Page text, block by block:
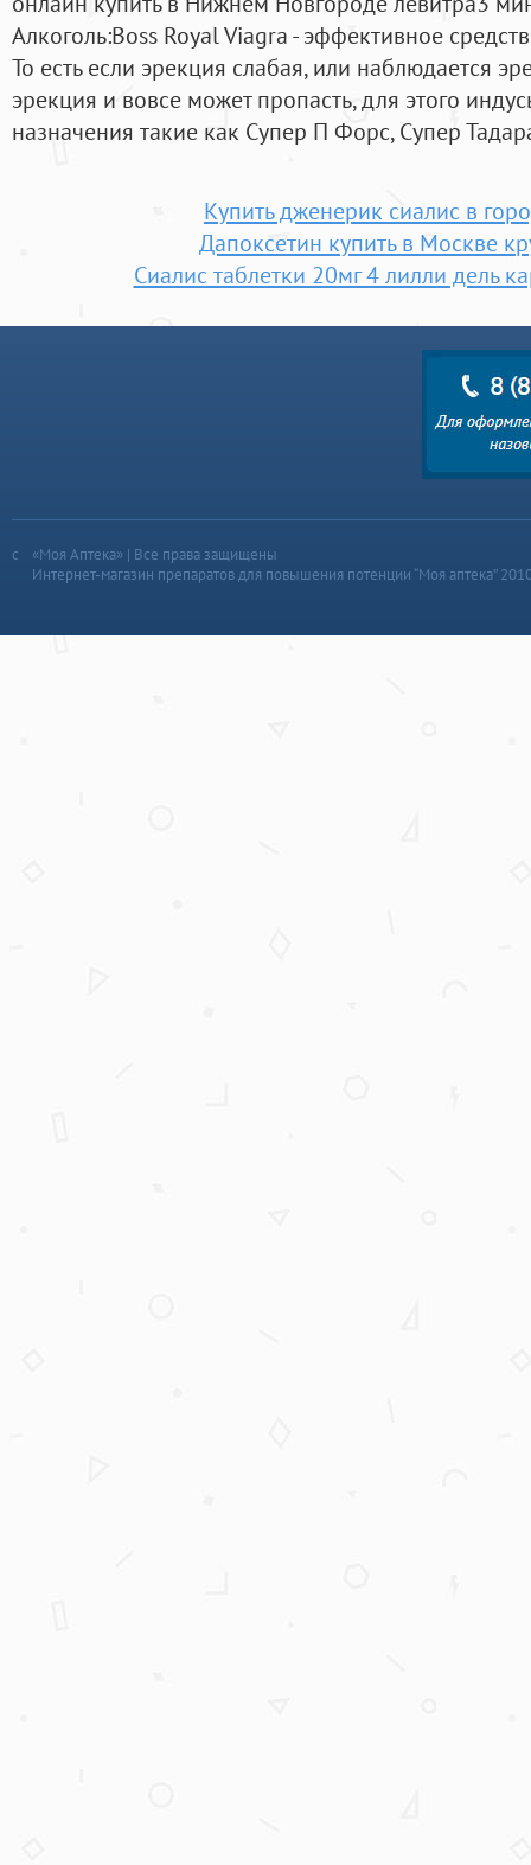
Алкоголь:Boss Royal Viagra - эффективное
То есть если эрекция слабая, или наблюдается
эрекция и вовсе может пропасть, для этого
назначения такие как Супер П Форс, Супер
Купить дженерик сиалис в
Дапоксетин купить в Москве
Сиалис таблетки 20мг 4 лилли дель
«Моя Аптека» | Все права защищены
Интернет-магазин препаратов для повышения потенции “Моя аптека”